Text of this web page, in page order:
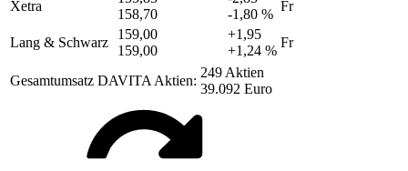
Xetra
158,70
-1,80 %
Fr
Lang & Schwarz
159,00
159,00
+1,95
+1,24 %
Fr
Gesamtumsatz DAVITA Aktien:
249 Aktien
39.092 Euro